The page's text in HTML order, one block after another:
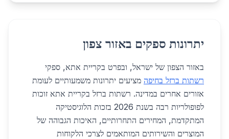
יתרונות ספקים באזור צפון
באזור הצפון של ישראל, ובפרט בקריית אתא, ספקי
רשתות ברזל בחיפה מציעים יתרונות משמעותיים לעומת
אזורים אחרים במדינה. רשתות ברזל בקריית אתא זוכות
לפופולריות רבה בשנת 2026 בזכות הלוגיסטיקה
המתקדמת, המחירים התחרותיים, האיכות הגבוהה של
המוצרים והשירותים המותאמים לצרכי הלקוחות